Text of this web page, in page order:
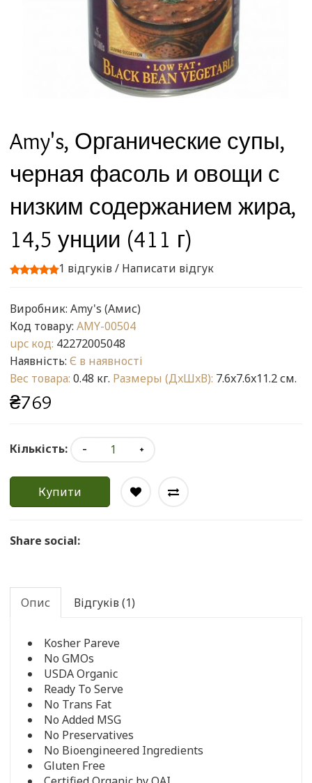
Amy's, Органические супы,
черная фасоль и овощи с
низким содержанием жира,
14,5 унции (411 г)
1 відгуків/ Написати відгук
Виробник: Amy's (Амис)
Код товару: AMY-00504
upc код: 42272005048
Наявність: Є в наявності
Вес товара: 0.48 кг. Размеры (ДxШxВ): 7.6x7.6x11.2 см.
₴769
Кількість:
Купити
Share social:
Опис Відгуків (1)
Kosher Pareve
No GMOs
USDA Organic
Ready To Serve
No Trans Fat
No Added MSG
No Preservatives
No Bioengineered Ingredients
Gluten Free